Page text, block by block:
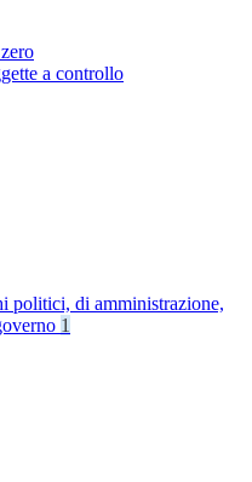
a controllo
politici, di amministrazione,
1